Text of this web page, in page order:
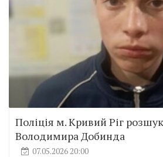
Поліція м. Кривий Ріг
Володимира Добинда
07.05.2026 20:00